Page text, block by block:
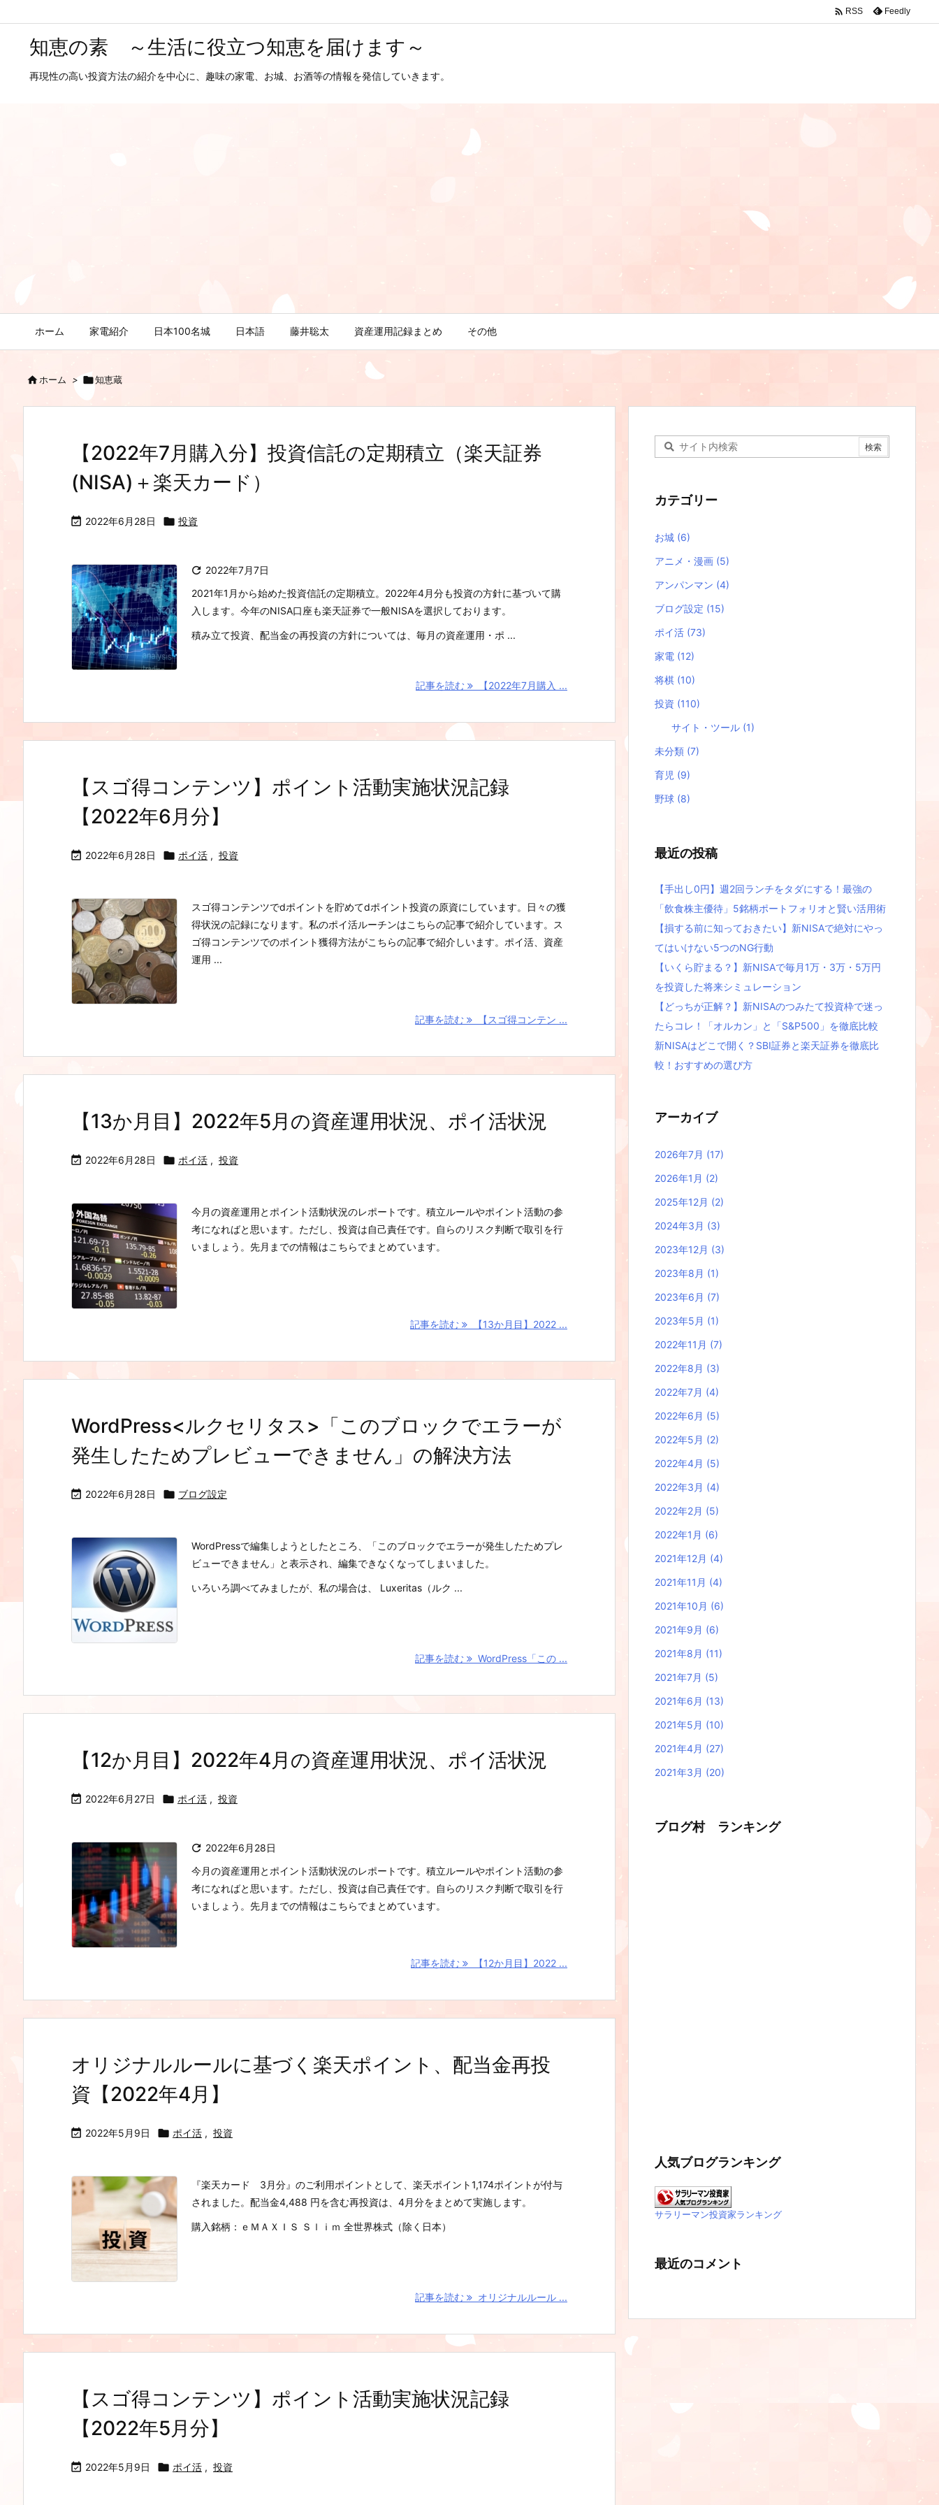
知恵の素 ～生活に役立つ知恵を届けます～
再現性の高い投資方法の紹介を中心に、趣味の家電、お城、お酒等の情報を発信していきます。
ホーム 家電紹介 日本100名城 日本語 藤井聡太 資産運用記録まとめ その他
 RSS Feedly
ホーム > 知恵蔵
【2022年7月購入分】投資信託の定期積立（楽天証券
(NISA)＋楽天カード）
 2022年6月28日  投資
 2022年7月7日
2021年1月から始めた投資信託の定期積立。2022年4月分も投資の方針に基づいて購
入します。今年のNISA口座も楽天証券で一般NISAを選択しております。
積み立て投資、配当金の再投資の方針については、毎月の資産運用・ポ ...
記事を読む 【2022年7月購入 ...
【スゴ得コンテンツ】ポイント活動実施状況記録
【2022年6月分】
 2022年6月28日  ポイ活 , 投資
スゴ得コンテンツでdポイントを貯めてdポイント投資の原資にしています。日々の獲
得状況の記録になります。私のポイ活ルーチンはこちらの記事で紹介しています。ス
ゴ得コンテンツでのポイント獲得方法がこちらの記事で紹介しいます。ポイ活、資産
運用 ...
記事を読む 【スゴ得コンテン ...
【13か月目】2022年5月の資産運用状況、ポイ活状況
 2022年6月28日  ポイ活 , 投資
今月の資産運用とポイント活動状況のレポートです。積立ルールやポイント活動の参
考になればと思います。ただし、投資は自己責任です。自らのリスク判断で取引を行
いましょう。先月までの情報はこちらでまとめています。
記事を読む 【13か月目】2022 ...
WordPress<ルクセリタス>「このブロックでエラーが
発生したためプレビューできません」の解決方法
 2022年6月28日  ブログ設定
WordPressで編集しようとしたところ、「このブロックでエラーが発生したためプレ
ビューできません」と表示され、編集できなくなってしまいました。
いろいろ調べてみましたが、私の場合は、 Luxeritas（ルク ...
記事を読む WordPress「この ...
【12か月目】2022年4月の資産運用状況、ポイ活状況
 2022年6月27日  ポイ活 , 投資
 2022年6月28日
今月の資産運用とポイント活動状況のレポートです。積立ルールやポイント活動の参
考になればと思います。ただし、投資は自己責任です。自らのリスク判断で取引を行
いましょう。先月までの情報はこちらでまとめています。
記事を読む 【12か月目】2022 ...
オリジナルルールに基づく楽天ポイント、配当金再投
資【2022年4月】
 2022年5月9日  ポイ活 , 投資
『楽天カード 3月分』のご利用ポイントとして、楽天ポイント1,174ポイントが付与
されました。配当金4,488 円を含む再投資は、4月分をまとめて実施します。
購入銘柄：ｅＭＡＸＩＳ Ｓｌｉｍ 全世界株式（除く日本）
記事を読む オリジナルルール ...
【スゴ得コンテンツ】ポイント活動実施状況記録
【2022年5月分】
 2022年5月9日  ポイ活 , 投資
カテゴリー
お城 (6)
アニメ・漫画 (5)
アンパンマン (4)
ブログ設定 (15)
ポイ活 (73)
家電 (12)
将棋 (10)
投資 (110)
サイト・ツール (1)
未分類 (7)
育児 (9)
野球 (8)
最近の投稿
【手出し0円】週2回ランチをタダにする！最強の
「飲食株主優待」5銘柄ポートフォリオと賢い活用術
【損する前に知っておきたい】新NISAで絶対にやっ
てはいけない5つのNG行動
【いくら貯まる？】新NISAで毎月1万・3万・5万円
を投資した将来シミュレーション
【どっちが正解？】新NISAのつみたて投資枠で迷っ
たらコレ！「オルカン」と「S&P500」を徹底比較
新NISAはどこで開く？SBI証券と楽天証券を徹底比
較！おすすめの選び方
アーカイブ
2026年7月 (17)
2026年1月 (2)
2025年12月 (2)
2024年3月 (3)
2023年12月 (3)
2023年8月 (1)
2023年6月 (7)
2023年5月 (1)
2022年11月 (7)
2022年8月 (3)
2022年7月 (4)
2022年6月 (5)
2022年5月 (2)
2022年4月 (5)
2022年3月 (4)
2022年2月 (5)
2022年1月 (6)
2021年12月 (4)
2021年11月 (4)
2021年10月 (6)
2021年9月 (6)
2021年8月 (11)
2021年7月 (5)
2021年6月 (13)
2021年5月 (10)
2021年4月 (27)
2021年3月 (20)
ブログ村 ランキング
人気ブログランキング
サラリーマン投資家ランキング
最近のコメント